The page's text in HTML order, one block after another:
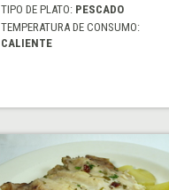
TIPO DE PLATO: PESCADO
TEMPERATURA DE CONSUMO:
CALIENTE